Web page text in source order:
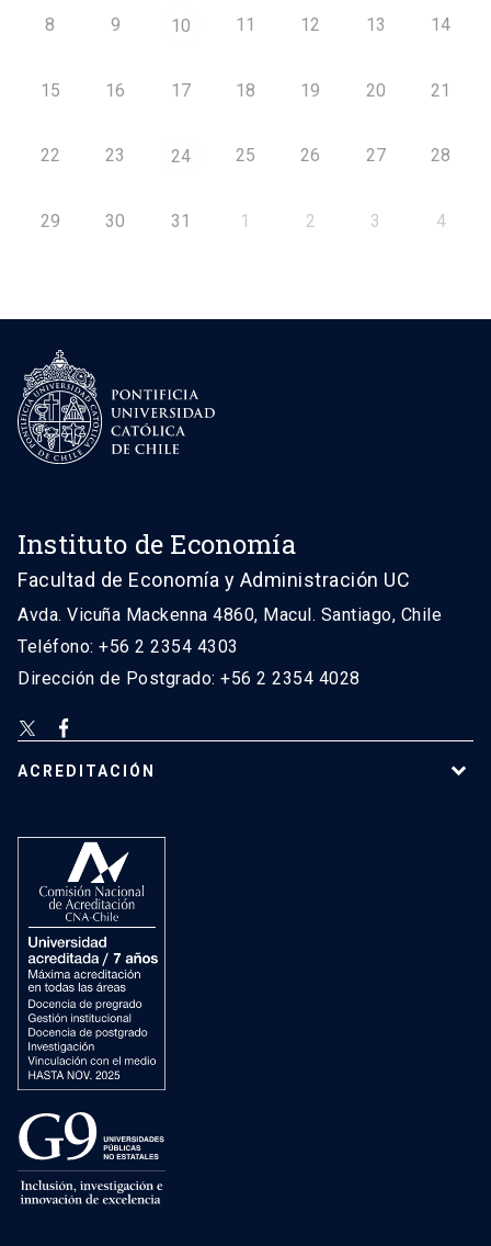
8 9 10 11 12 13 14
15 16 17 18 19 20 21
22 23 24 25 26 27 28
29 30 31 1 2 3 4
Instituto de Economía
Facultad de Economía y Administración UC
Avda. Vicuña Mackenna 4860, Macul. Santiago, Chile
Teléfono: +56 2 2354 4303
Dirección de Postgrado: +56 2 2354 4028
ACREDITACIÓN